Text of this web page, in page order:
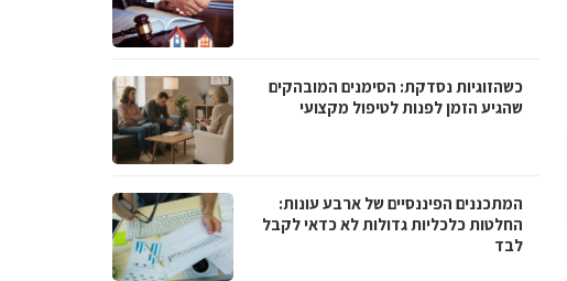
כשהזוגיות נסדקת: הסימנים המובהקים
שהגיע הזמן לפנות לטיפול מקצועי
המתכננים הפיננסיים של ארבע עונות:
החלטות כלכליות גדולות לא כדאי לקבל
לבד